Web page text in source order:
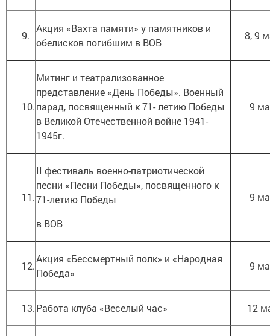
9.
Акция «Вахта памяти» у памятников и
обелисков погибшим в ВОВ
8, 9
10.
Митинг и театрализованное
представление «День Победы». Военный
парад, посвященный к 71- летию Победы
в Великой Отечественной войне 1941-
1945г.
9
11.
II фестиваль военно-патриотической
песни «Песни Победы», посвященного к
71-летию Победы
в ВОВ
9
12.
Акция «Бессмертный полк» и «Народная
Победа»
9
13.Работа клуба «Веселый час» 12